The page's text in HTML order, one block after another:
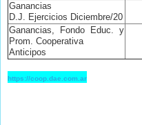
Ganancias
D.J. Ejercicios Diciembre/20
Ganancias, Fondo Educ. y
Prom. Cooperativa
Anticipos
https://coop.dae.com.ar